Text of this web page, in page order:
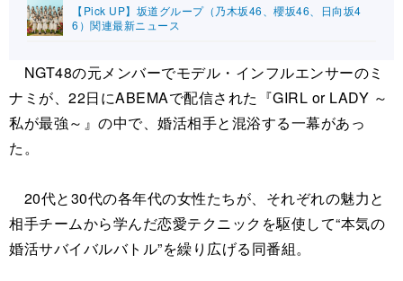
【Pick UP】坂道グループ（乃木坂46、櫻坂46、日向坂4
6）関連最新ニュース
NGT48の元メンバーでモデル・インフルエンサーのミ
ナミが、22日にABEMAで配信された『GIRL or LADY ～
私が最強～』の中で、婚活相手と混浴する一幕があっ
た。
20代と30代の各年代の女性たちが、それぞれの魅力と
相手チームから学んだ恋愛テクニックを駆使して“本気の
婚活サバイバルバトル”を繰り広げる同番組。